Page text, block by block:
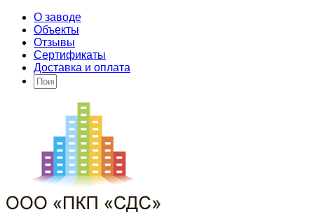
О заводе
Объекты
Отзывы
Сертификаты
Доставка и оплата